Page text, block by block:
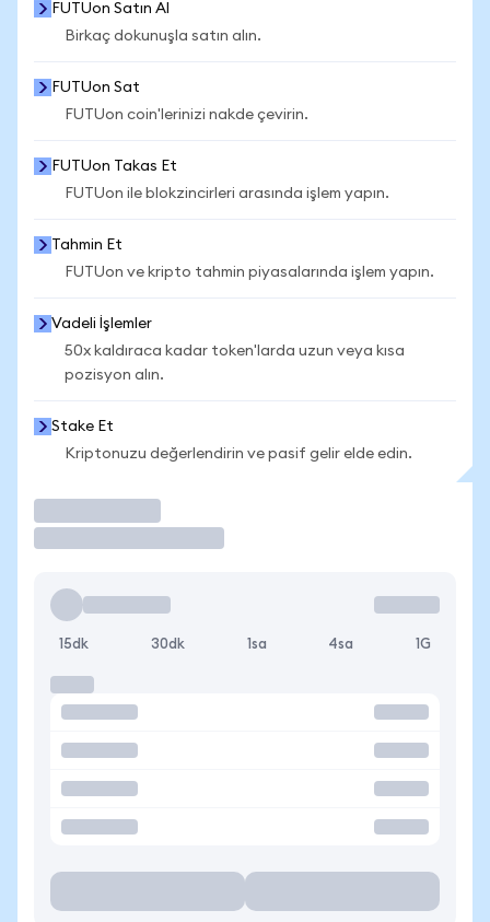
FUTUon Satın Al
Birkaç dokunuşla satın alın.
FUTUon Sat
FUTUon coin'lerinizi nakde çevirin.
FUTUon Takas Et
FUTUon ile blokzincirleri arasında işlem yapın.
Tahmin Et
FUTUon ve kripto tahmin piyasalarında işlem yapın.
Vadeli İşlemler
50x kaldıraca kadar token'larda uzun veya kısa
pozisyon alın.
Stake Et
Kriptonuzu değerlendirin ve pasif gelir elde edin.
15dk 30dk 1sa 4sa 1G